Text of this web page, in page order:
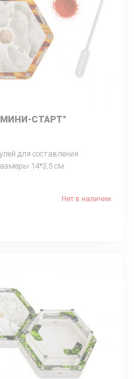
СТАРТ"
для составления
14*3,5 см
Нет в наличии